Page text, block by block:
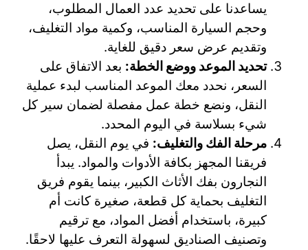
يساعدنا على تحديد عدد العمال المطلوب،
وحجم السيارة المناسب، وكمية مواد التغليف،
وتقديم عرض سعر دقيق للغاية.
تحديد الموعد ووضع الخطة: بعد الاتفاق على
السعر، نحدد معك الموعد المناسب لبدء عملية
النقل، ونضع خطة عمل مفصلة لضمان سير كل
شيء بسلاسة في اليوم المحدد.
مرحلة الفك والتغليف: في يوم النقل، يصل
فريقنا المجهز بكافة الأدوات والمواد. يبدأ
النجارون بفك الأثاث الكبير، بينما يقوم فريق
التغليف بحماية كل قطعة، صغيرة كانت أم
كبيرة، باستخدام أفضل المواد، مع ترقيم
وتصنيف الصناديق لسهولة التعرف عليها لاحقًا.